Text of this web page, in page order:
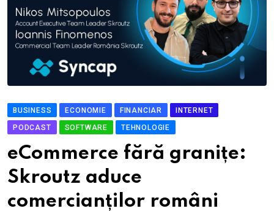
BUSINESS ECONOMIE FINANCIAR
INTERNET
PODCAST
SOFTWARE TEHNOLOGIE
eCommerce fără granițe:
Skroutz aduce
comercianților români